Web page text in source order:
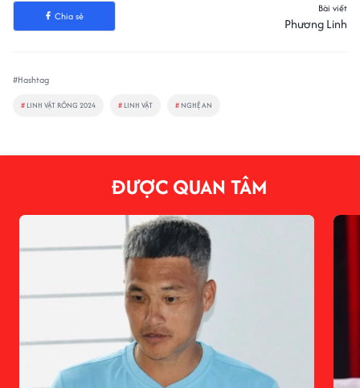
Chia sẻ
Bài viết
Phương Linh
#Hashtag
# LINH VẬT RỒNG 2024 # LINH VẬT # NGHỆ AN
ĐƯỢC QUAN TÂM